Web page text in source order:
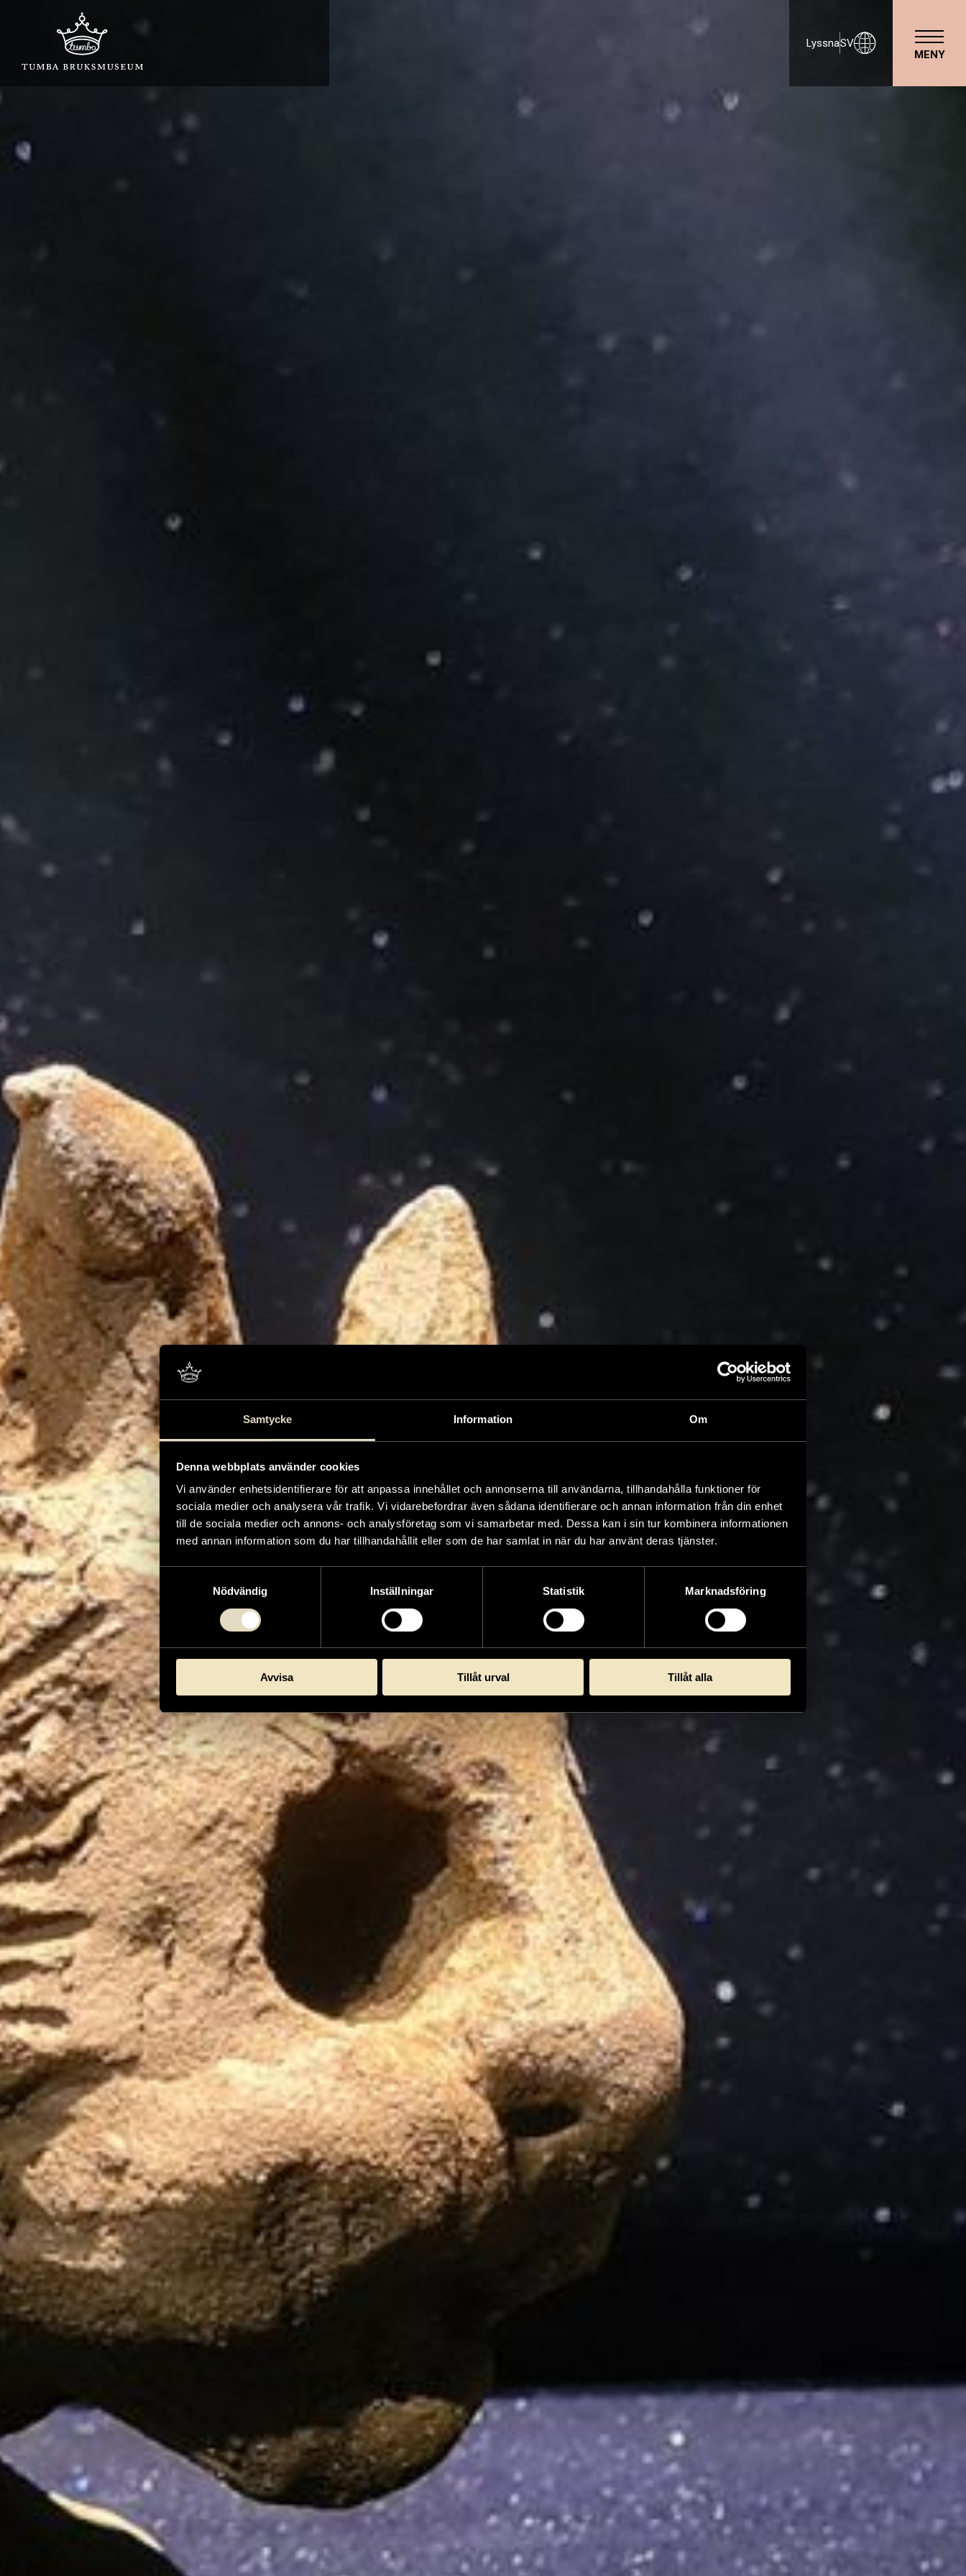
Samtycke Information Om
Denna webbplats använder cookies
Vi använder enhetsidentifierare för att anpassa innehållet och annonserna till användarna, tillhandahålla funktioner för
sociala medier och analysera vår trafik. Vi vidarebefordrar även sådana identifierare och annan information från din enhet
till de sociala medier och annons- och analysföretag som vi samarbetar med. Dessa kan i sin tur kombinera informationen
med annan information som du har tillhandahållit eller som de har samlat in när du har använt deras tjänster.
Samtyckesval
Nödvändig
Inställningar Statistik Marknadsföring
Avvisa Tillåt urval Tillåt alla
LyssnaSV
MENY